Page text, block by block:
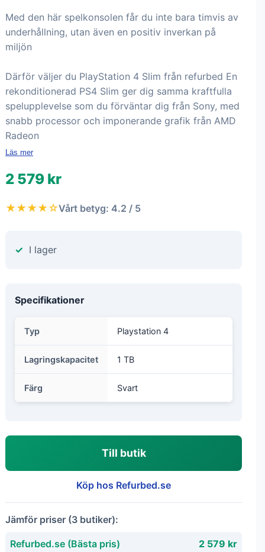
Med den här spelkonsolen får du inte bara timvis av
underhållning, utan även en positiv inverkan på
miljön
Därför väljer du PlayStation 4 Slim från refurbed En
rekonditionerad PS4 Slim ger dig samma kraftfulla
spelupplevelse som du förväntar dig från Sony, med
snabb processor och imponerande grafik från AMD
Radeon
Läs mer
2 579 kr
★★★★☆Vårt betyg: 4.2 / 5
I lager
Specifikationer
Typ Playstation 4
Lagringskapacitet 1 TB
Färg Svart
Till butik
Köp hos Refurbed.se
Jämför priser (3 butiker):
Refurbed.se (Bästa pris) 2 579 kr